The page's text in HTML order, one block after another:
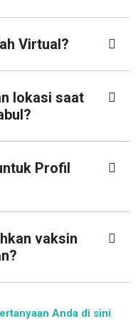
Virtual?
lokasi saat
Profil
vaksin
Anda di sini.